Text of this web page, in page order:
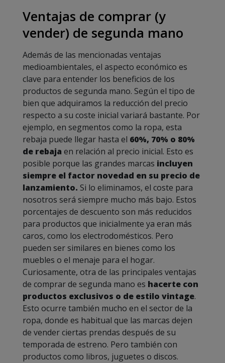
Ventajas de comprar (y
vender) de segunda mano
Además de las mencionadas ventajas
medioambientales, el aspecto económico es
clave para entender los beneficios de los
productos de segunda mano. Según el tipo de
bien que adquiramos la reducción del precio
respecto a su coste inicial variará bastante. Por
ejemplo, en segmentos como la ropa, esta
rebaja puede llegar hasta el 60%, 70% o 80%
de rebaja en relación al precio inicial. Esto es
posible porque las grandes marcas incluyen
siempre el factor novedad en su precio de
lanzamiento. Si lo eliminamos, el coste para
nosotros será siempre mucho más bajo. Estos
porcentajes de descuento son más reducidos
para productos que inicialmente ya eran más
caros, como los electrodomésticos. Pero
pueden ser similares en bienes como los
muebles o el menaje para el hogar.
Curiosamente, otra de las principales ventajas
de comprar de segunda mano es hacerte con
productos exclusivos o de estilo vintage.
Esto ocurre también mucho en el sector de la
ropa, donde es habitual que las marcas dejen
de vender ciertas prendas después de su
temporada de estreno. Pero también con
productos como libros, juguetes o discos.